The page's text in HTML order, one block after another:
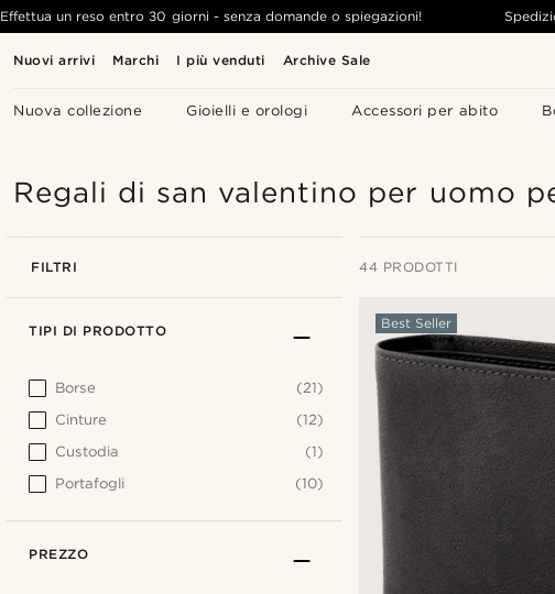
Nuovi arrivi Marchi I più venduti Archive Sale
Nuova collezione Gioielli e orologi Accessori per abito
Effettua un reso entro 30 giorni - senza domande o spiegazioni!
Regali di san valentino per uomo
FILTRI 44 PRODOTTI
Best Seller
TIPI DI PRODOTTO
Borse
(21)
Cinture
(12)
Custodia
(1)
Portafogli
(10)
PREZZO